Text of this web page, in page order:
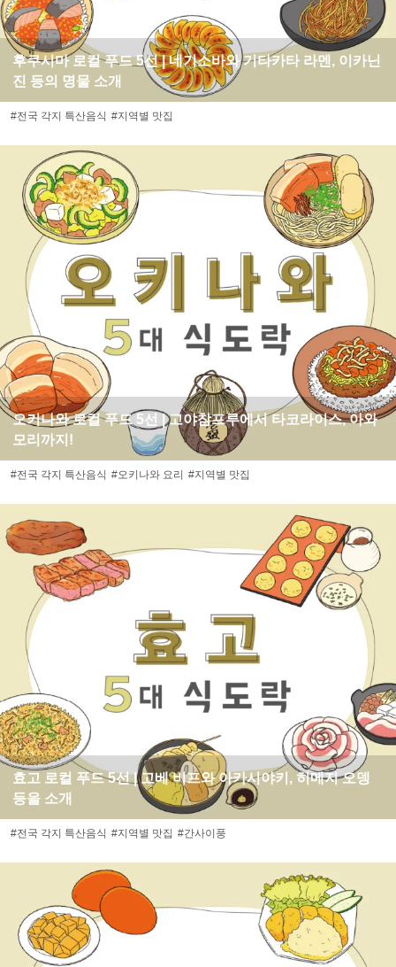
후쿠시마 로컬 푸드 5선 | 네기소바와 기타카타 라멘, 이카닌
진 등의 명물 소개
#전국 각지 특산음식 #지역별 맛집
오키나와 로컬 푸드 5선 | 고야참프루에서 타코라이스, 아와
모리까지!
#전국 각지 특산음식 #오키나와 요리 #지역별 맛집
효고 로컬 푸드 5선 | 고베 비프와 아카시야키, 히메지 오뎅
등을 소개
#전국 각지 특산음식 #지역별 맛집 #간사이풍